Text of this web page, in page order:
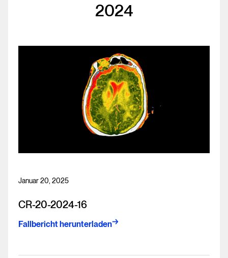
2024
Januar 20, 2025
CR-20-2024-16
Fallbericht herunterladen